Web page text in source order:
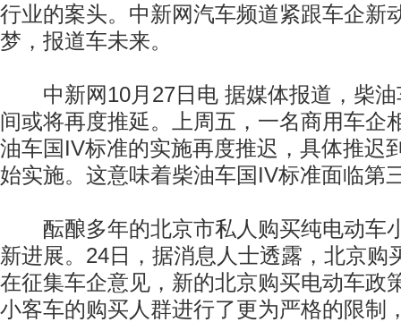
行业的案头。中新网汽车频道紧跟车企新
梦，报道车未来。
中新网10月27日电 据媒体报道，柴油
间或将再度推延。上周五，一名商用车企
油车国IV标准的实施再度推迟，具体推迟
始实施。这意味着柴油车国IV标准面临第
酝酿多年的北京市私人购买纯电动车
新进展。24日，据消息人士透露，北京购
在征集车企意见，新的北京购买电动车政
小客车的购买人群进行了更为严格的限制